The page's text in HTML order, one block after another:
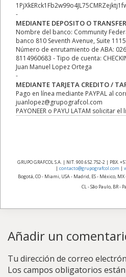
-
MEDIANTE DEPOSITO O
Nombre del banco: Community
banco 810 Seventh Avenue, Suite
Número de enrutamiento de ABA:
8114960683 - Tipo de cuenta:
Juan Manuel Lopez Ortega
-
MEDIANTE TARJETA CREDITO /
Pago en línea mediante PAYPAL al
juanlopez@grupografcol.com
PAYONEER o PAYU LATAM solicitar
GRUPO GRAFCOL S.A. | NIT. 900.652.752-2 | PBX.
| contacto@grupografcol.com |
Bogotá, CO - Miami, USA - Madrid, ES - México,
CL - São Paulo, BR -
Añadir un
Tu dirección de correo
Los campos obligatorios